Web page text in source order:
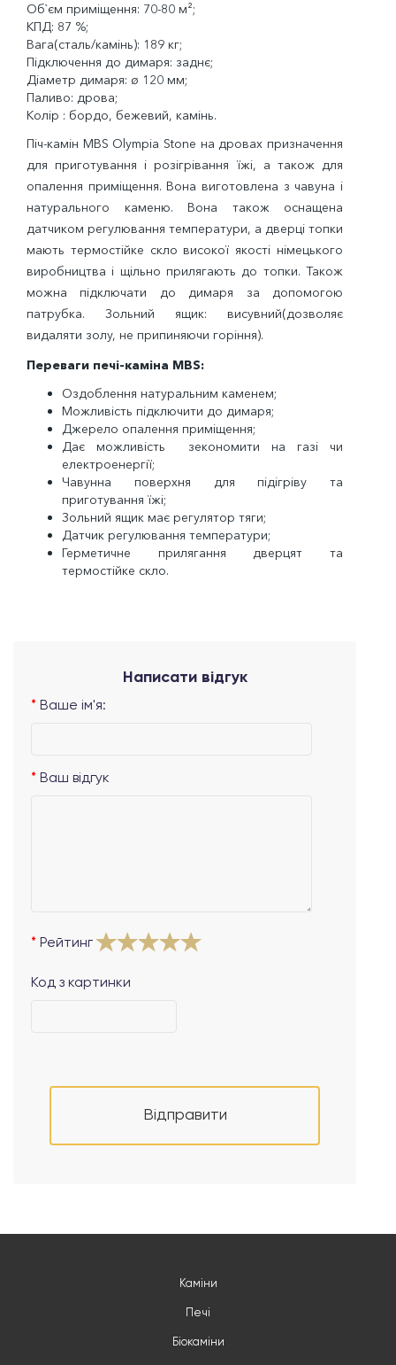
Об`єм приміщення: 70-80 м²;
КПД: 87 %;
Вага(сталь/камінь): 189 кг;
Підключення до димаря: заднє;
Діаметр димаря: ø 120 мм;
Паливо: дрова;
Колір : бордо, бежевий, камінь.
Піч-камін MBS Olympia Stone на дровах призначення
для приготування і розігрівання їжі, а також для
опалення приміщення. Вона виготовлена з чавуна і
натурального каменю. Вона також оснащена
датчиком регулювання температури, а дверці топки
мають термостійке скло високої якості німецького
виробництва і щільно прилягають до топки. Також
можна підключати до димаря за допомогою
патрубка. Зольний ящик: висувний(дозволяє
видаляти золу, не припиняючи горіння).
Переваги печі-каміна MBS:
Оздоблення натуральним каменем;
Можливість підключити до димаря;
Джерело опалення приміщення;
Дає можливість зекономити на газі чи
електроенергії;
Чавунна поверхня для підігріву та
приготування їжі;
Зольний ящик має регулятор тяги;
Датчик регулювання температури;
Герметичне прилягання дверцят та
термостійке скло.
Написати відгук
Ваше ім'я:
Ваш відгук
Рейтинг
Код з картинки
Відправити
Каміни
Печі
Біокаміни